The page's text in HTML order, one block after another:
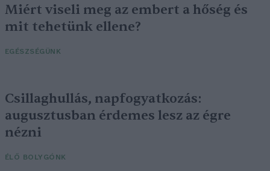
Miért viseli meg az embert a hőség és
mit tehetünk ellene?
EGÉSZSÉGÜNK
Csillaghullás, napfogyatkozás:
augusztusban érdemes lesz az égre
nézni
ÉLŐ BOLYGÓNK